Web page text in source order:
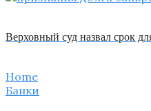
Верховный суд назвал срок
Home
Банки